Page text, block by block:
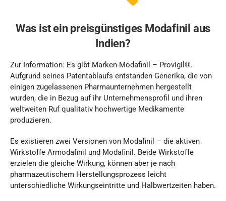
Was ist ein preisgünstiges Modafinil aus
Indien?
Zur Information: Es gibt Marken-Modafinil – Provigil®.
Aufgrund seines Patentablaufs entstanden Generika, die von
einigen zugelassenen Pharmaunternehmen hergestellt
wurden, die in Bezug auf ihr Unternehmensprofil und ihren
weltweiten Ruf qualitativ hochwertige Medikamente
produzieren.
Es existieren zwei Versionen von Modafinil – die aktiven
Wirkstoffe Armodafinil und Modafinil. Beide Wirkstoffe
erzielen die gleiche Wirkung, können aber je nach
pharmazeutischem Herstellungsprozess leicht
unterschiedliche Wirkungseintritte und Halbwertzeiten haben.